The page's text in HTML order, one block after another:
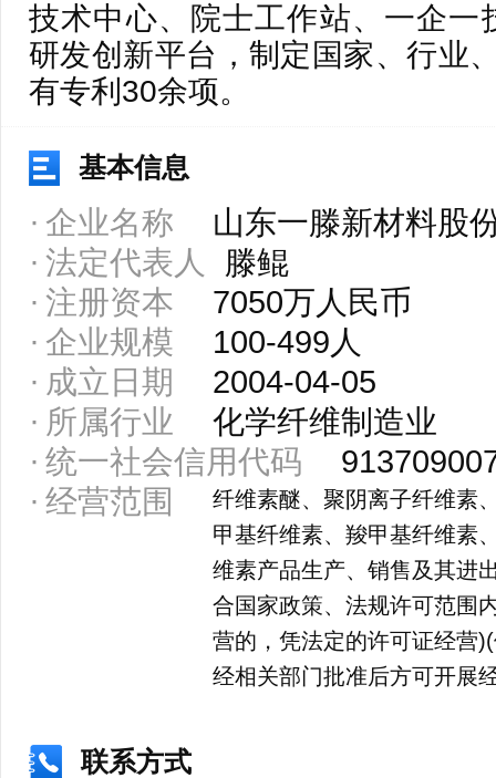
技术中心、院士工作站、一企一
研发创新平台，制定国家、行业
有专利30余项。
基本信息
企业名称
山东一滕新材料股
法定代表人
滕鲲
注册资本
7050万人民币
企业规模
100-499人
成立日期
2004-04-05
所属行业
化学纤维制造业
统一社会信用代码
经营范围
纤维素醚、聚阴离子纤维素
甲基纤维素、羧甲基纤维素
维素产品生产、销售及其进
合国家政策、法规许可范围
营的，凭法定的许可证经营
经相关部门批准后方可开展
联系方式